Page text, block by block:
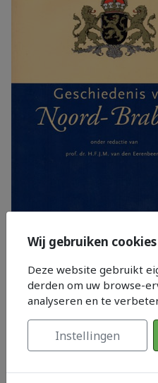
Category:Geschiedenis
Author:Prof. dr. H.F.J.M.
9789053522189
1996
Wij gebruiken cookies
Deze website gebruikt
derden om uw browse-
analyseren en te
Instellingen